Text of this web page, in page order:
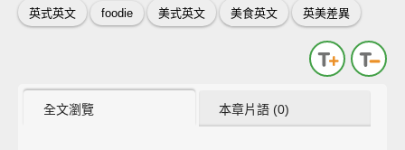
英式英文 foodie 美式英文 美食英文 英美差異
全文瀏覽 本章片語 (0)